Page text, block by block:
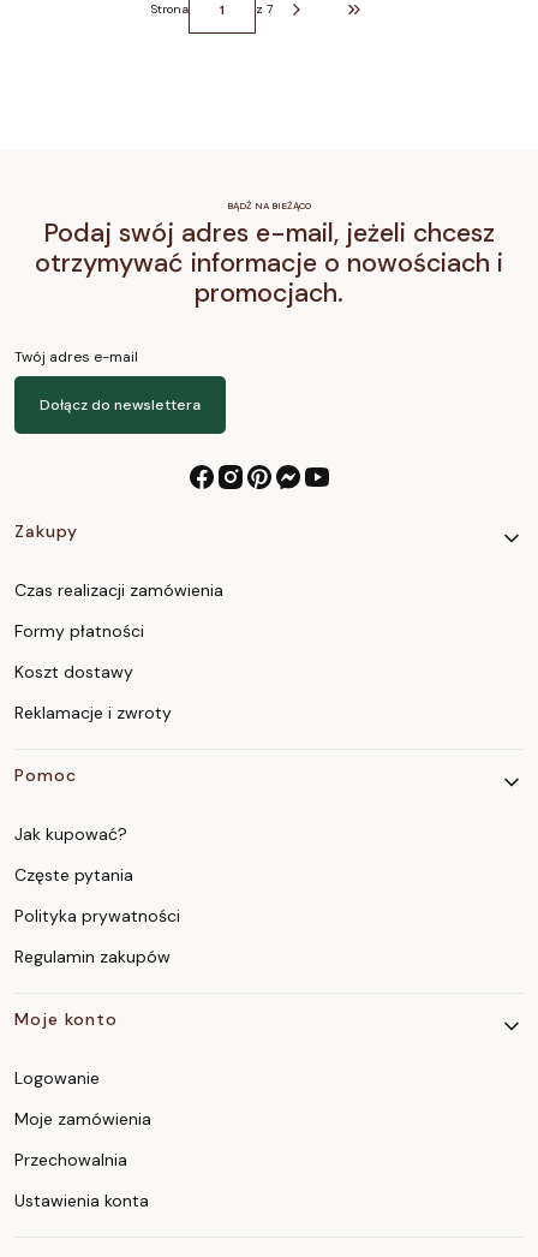
Strona z 7
Przejdź do ostatniej strony z
BĄDŹ NA BIEŻĄCO
Podaj swój adres e-mail, jeżeli chcesz
otrzymywać informacje o nowościach i
promocjach.
Twój adres e-mail
Dołącz do newslettera
Linki w stopce
Zakupy
Czas realizacji zamówienia
Formy płatności
Koszt dostawy
Reklamacje i zwroty
Pomoc
Jak kupować?
Częste pytania
Polityka prywatności
Regulamin zakupów
Moje konto
Logowanie
Moje zamówienia
Przechowalnia
Ustawienia konta